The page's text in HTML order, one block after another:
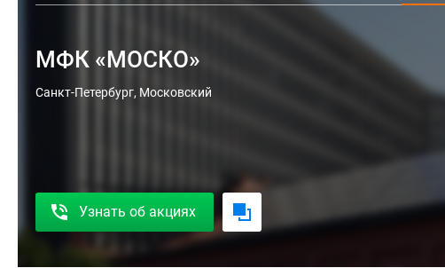
МФК «МОСКО»
Санкт-Петербург, Московский
Узнать об акциях